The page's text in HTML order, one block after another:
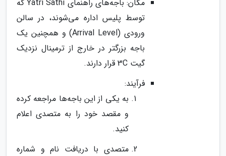
مکان: باجه‌های راهنمای Yatri Sathi که
توسط پلیس اداره می‌شوند، در سالن
ورودی (Arrival Level) و همچنین یک
باجه بزرگتر در خارج از ترمینال نزدیک
گیت 3C قرار دارند.
فرآیند:
به یکی از این باجه‌ها مراجعه کرده
و مقصد خود را به متصدی اعلام
کنید.
متصدی با دریافت نام و شماره